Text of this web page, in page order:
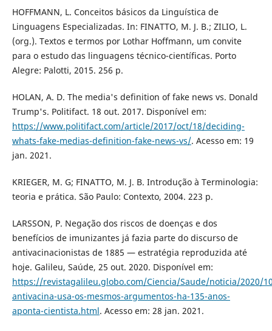
HOFFMANN, L. Conceitos básicos da Linguística de
Linguagens Especializadas. In: FINATTO, M. J. B.; ZILIO, L.
(org.). Textos e termos por Lothar Hoffmann, um convite
para o estudo das linguagens técnico-científicas. Porto
Alegre: Palotti, 2015. 256 p.
HOLAN, A. D. The media's definition of fake news vs. Donald
Trump's. Politifact. 18 out. 2017. Disponível em:
https://www.politifact.com/article/2017/oct/18/deciding-
whats-fake-medias-definition-fake-news-vs/. Acesso em: 19
jan. 2021.
KRIEGER, M. G; FINATTO, M. J. B. Introdução à Terminologia:
teoria e prática. São Paulo: Contexto, 2004. 223 p.
LARSSON, P. Negação dos riscos de doenças e dos
benefícios de imunizantes já fazia parte do discurso de
antivacinacionistas de 1885 — estratégia reproduzida até
hoje. Galileu, Saúde, 25 out. 2020. Disponível em:
https://revistagalileu.globo.com/Ciencia/Saude/noticia/2020/
antivacina-usa-os-mesmos-argumentos-ha-135-anos-
aponta-cientista.html. Acesso em: 28 jan. 2021.